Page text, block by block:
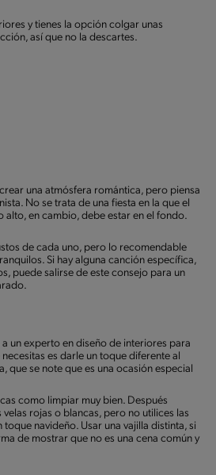
y tienes la opción colgar unas
así que no la descartes.
una atmósfera romántica, pero piensa
No se trata de una fiesta en la que el
alto, en cambio, debe estar en el fondo.
de cada uno, pero lo recomendable
Si hay alguna canción específica,
puede salirse de este consejo para un
un experto en diseño de interiores para
es darle un toque diferente al
que se note que es una ocasión especial
como limpiar muy bien. Después
rojas o blancas, pero no utilices las
navideño. Usar una vajilla distinta, si
de mostrar que no es una cena común y